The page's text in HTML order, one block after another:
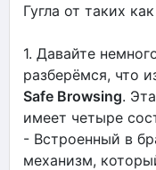
Гугла от таких
1. Давайте
разберёмся, что
Safe Browsing.
имеет четыре
- Встроенный в
механизм,